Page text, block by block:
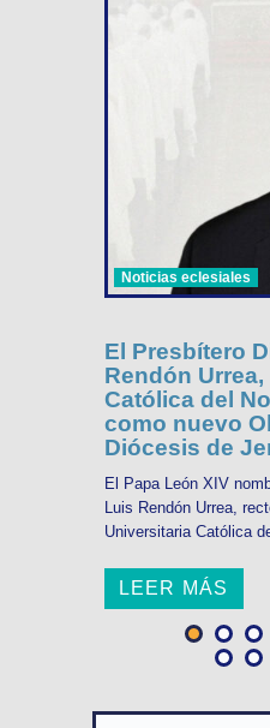
Noticias eclesiales
El Presbítero
Rendón
Católica del
como nuevo
Diócesis de
El Papa León XIV
Luis Rendón Urrea,
Universitaria Católica
LEER MÁS